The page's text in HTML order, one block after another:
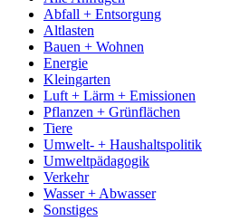
Abfall + Entsorgung
Altlasten
Bauen + Wohnen
Energie
Kleingarten
Luft + Lärm + Emissionen
Pflanzen + Grünflächen
Tiere
Umwelt- + Haushaltspolitik
Umweltpädagogik
Verkehr
Wasser + Abwasser
Sonstiges